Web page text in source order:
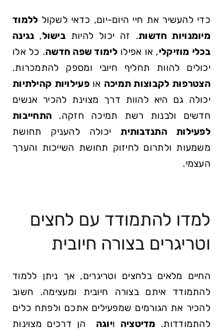
כדי להעשיר את⁣ חיי היום-יום,⁣ כדאי לשקול ללמוד
מיומנויות חדשות. ⁤זה יכול להיות בישול, נגינה
בכלי מוזיקלי, או אפילולימוד שפה חדשה.‍ כל אלו
יכולים להוות תחליף חיובי ​ומספק להתמכרות.
הצטרפות⁤ לקבוצות תמיכה אופעילויות קהילתיות
יכולה ⁣גם⁣ היא להוות דרך‌ מצוינת להכיר אנשים
חדשים ולבנות רשת תמיכה חזקה. התחייבות
לפעילות ⁤התנדבותיתיכולה להעניק תחושת
משמעות ולתרום לחיזוק ​תחושת⁢ השייכות והערך
העצמי.
למדו להתמודד עם⁣ לחצים​
וטריגרים בצורה חיובית
החיים מלאים בלחצים וטריגרים, אך ניתן ללמוד
להתמודד איתם בצורה חיובית ומעצימה. ⁣חשוב
להכיר את הגורמים⁣ שמפעילים אתכם ולפתח​ כלים​
להתמודדות. מדיטציה ויוגה ‍ הן ⁢דרכים מצוינות